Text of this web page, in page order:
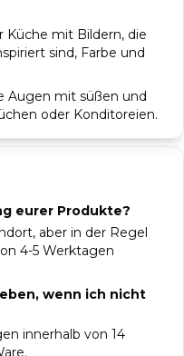
Küche mit Bildern, die
sind, Farbe und
Augen mit süßen und
oder Konditoreien.
eurer Produkte?
aber in der Regel
4-5 Werktagen
wenn ich nicht
innerhalb von 14